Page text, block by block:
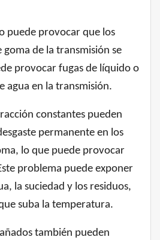
puede provocar que los
goma de la transmisión se
provocar fugas de líquido o
agua en la transmisión.
constantes pueden
permanente en los
lo que puede provocar
problema puede exponer
la suciedad y los residuos,
suba la temperatura.
también pueden